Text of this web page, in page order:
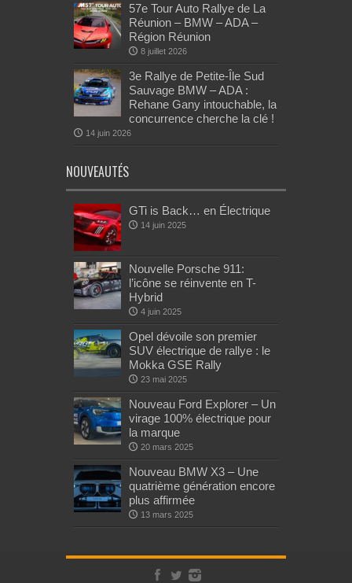
57e Tour Auto Rallye de La
Réunion – BMW – ADA –
Région Réunion
8 juillet 2026
3e Rallye de Petite-Île Sud
Sauvage BMW – ADA :
Rehane Gany intouchable, la
concurrence cherche la clé !
14 juin 2026
NOUVEAUTÉS
GTi is Back… en Électrique
14 juin 2025
Nouvelle Porsche 911:
l’icône se réinvente en T-
Hybrid
4 juin 2025
Opel dévoile son premier
SUV électrique de rallye : le
Mokka GSE Rally
23 mai 2025
Nouveau Ford Explorer – Un
virage 100% électrique pour
la marque
20 mars 2025
Nouveau BMW X3 – Une
quatrième génération encore
plus affirmée
13 mars 2025